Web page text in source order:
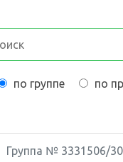
по группе по
Группа № 3331506/